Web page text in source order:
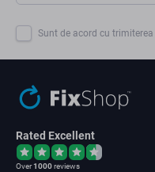
Sunt de acord cu
Rated Excellent
Over1000reviews